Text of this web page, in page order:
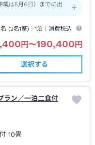
は5月6日）までに出
名 (2名1室)｜1泊 ｜消費税込
円〜190,400円
選択する
ラン／一泊二食付
10畳